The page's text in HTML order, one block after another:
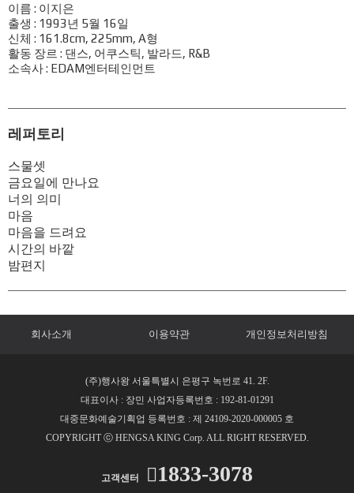
이름 : 이지은
출생 : 1993년 5월 16일
신체 : 161.8cm, 225mm, A형
활동 장르 : 댄스, 어쿠스틱, 발라드, R&B
소속사 : EDAM엔터테인먼트
레퍼토리
스물셋
금요일에 만나요
너의 의미
마음
마음을 드려요
시간의 바깥
밤편지
회사소개 이용약관 개인정보처리방침
(주)행사왕 서울특별시 은평구 녹번로 41. 2F.
대표이사 : 장민 사업자등록번호 : 192-81-01291
대중문화예술기획업 등록번호 : 제 24109-2020-000005 호
COPYRIGHT ⓒ HENGSA KING Corp. ALL RIGHT RESERVED.
고객센터 1833-3078